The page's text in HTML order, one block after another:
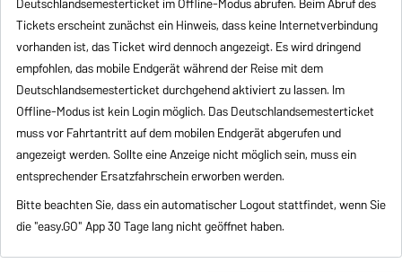
Tickets erscheint zunächst ein Hinweis, dass keine Internetverbindung
vorhanden ist, das Ticket wird dennoch angezeigt. Es wird dringend
empfohlen, das mobile Endgerät während der Reise mit dem
Deutschlandsemesterticket durchgehend aktiviert zu lassen. Im
Offline-Modus ist kein Login möglich. Das Deutschlandsemesterticket
muss vor Fahrtantritt auf dem mobilen Endgerät abgerufen und
angezeigt werden. Sollte eine Anzeige nicht möglich sein, muss ein
entsprechender Ersatzfahrschein erworben werden.
Bitte beachten Sie, dass ein automatischer Logout stattfindet, wenn Sie
die "easy.GO" App 30 Tage lang nicht geöffnet haben.